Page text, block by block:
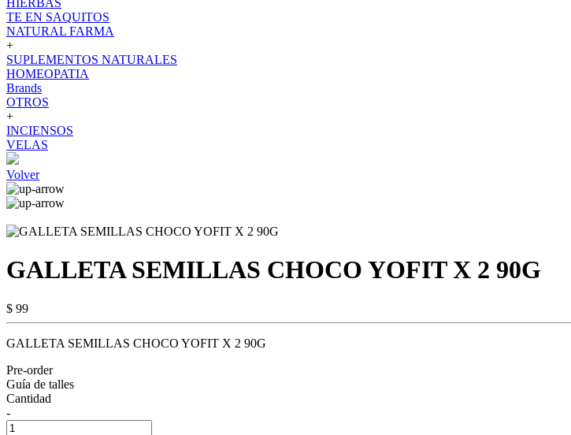
HIERBAS
TE EN SAQUITOS
NATURAL FARMA
+
SUPLEMENTOS NATURALES
HOMEOPATIA
Brands
OTROS
+
INCIENSOS
VELAS
Volver
GALLETA SEMILLAS CHOCO YOFIT X 2 90G
$ 99
GALLETA SEMILLAS CHOCO YOFIT X 2 90G
Pre-order
Guía de talles
Cantidad
-